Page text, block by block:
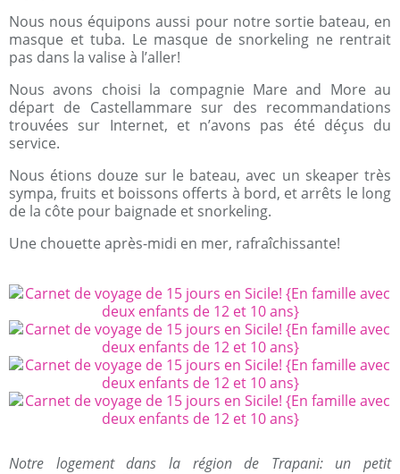
Nous nous équipons aussi pour notre sortie bateau, en
masque et tuba. Le masque de snorkeling ne rentrait
pas dans la valise à l’aller!
Nous avons choisi la compagnie Mare and More au
départ de Castellammare sur des recommandations
trouvées sur Internet, et n’avons pas été déçus du
service.
Nous étions douze sur le bateau, avec un skeaper très
sympa, fruits et boissons offerts à bord, et arrêts le long
de la côte pour baignade et snorkeling.
Une chouette après-midi en mer, rafraîchissante!
Notre logement dans la région de Trapani: un petit